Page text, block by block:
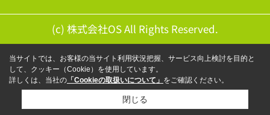
(c) 株式会社OS All Rights Reserved.
当サイトでは、お客様の当サイト利用状況把握、サービス向上検討を目的と
して、クッキー（Cookie）を使用しています。
詳しくは、当社の 「Cookieの取扱いについて」 をご確認ください。
閉じる